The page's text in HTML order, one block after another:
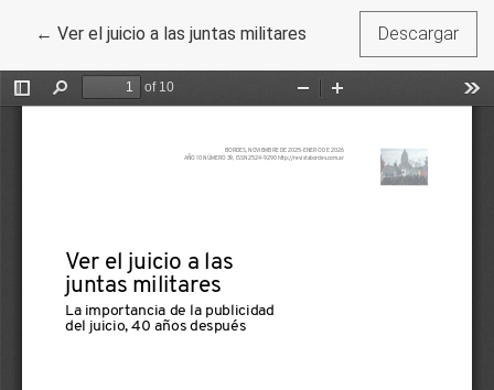
←Volver a los detalles del artículo
Ver el juicio a las juntas militares Descargar